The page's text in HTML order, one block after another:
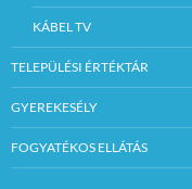
KÁBEL TV
TELEPÜLÉSI ÉRTÉKTÁR
GYEREKESÉLY
FOGYATÉKOS ELLÁTÁS